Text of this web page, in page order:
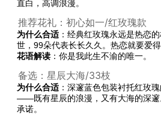
直白，高调浪漫。
推荐花礼：初心如一/红玫瑰款
为什么合适 ：经典红玫瑰永远是热恋
世，99朵代表长长久久。热恋就要爱
花语解读 ：你是我此生不渝的唯一。
备选：星辰大海/33枝
为什么合适 ：深邃蓝色包装衬托红玫
——既有星辰的浪漫，又有大海的深邃
承诺。